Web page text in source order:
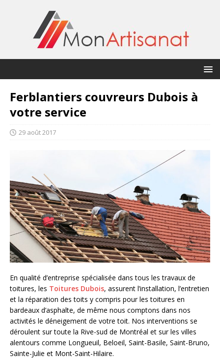
Ferblantiers couvreurs Dubois à
votre service
29 août 2017
En qualité d’entreprise spécialisée dans tous les travaux de
toitures, les Toitures Dubois, assurent l’installation, l’entretien
et la réparation des toits y compris pour les toitures en
bardeaux d’asphalte, de même nous comptons dans nos
activités le déneigement de votre toit. Nos interventions se
déroulent sur toute la Rive-sud de Montréal et sur les villes
alentours comme Longueuil, Beloeil, Saint-Basile, Saint-Bruno,
Sainte-Julie et Mont-Saint-Hilaire.